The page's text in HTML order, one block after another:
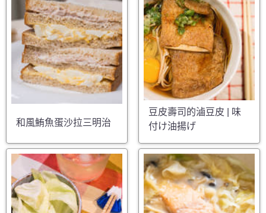
和風鮪魚蛋沙拉三明治
豆皮壽司的滷豆皮 | 味
付け油揚げ